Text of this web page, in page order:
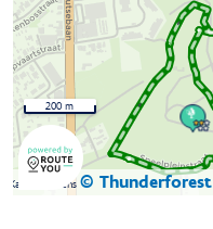
Kaartgegevens © Thunderforest
200 m